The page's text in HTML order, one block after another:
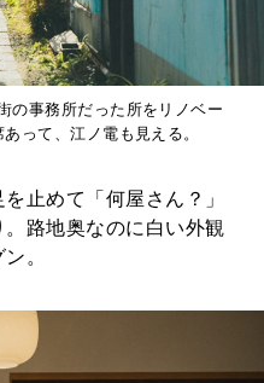
の事務所だった所をリノベー
って、江ノ電も見える。
止めて「何屋さん？」
路地奥なのに白い外観
。